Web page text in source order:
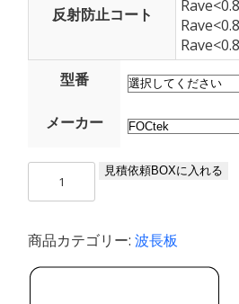
反射防止コート
型番
メーカー
マ
テ
ィ
見積依頼BOXに入れる
商品カテゴリー:波長板